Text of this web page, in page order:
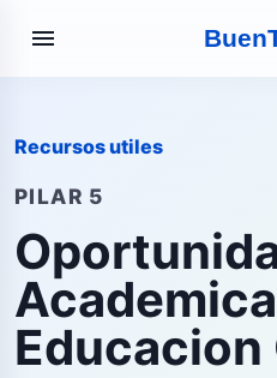
menu Buen
Recursos utiles
PILAR 5